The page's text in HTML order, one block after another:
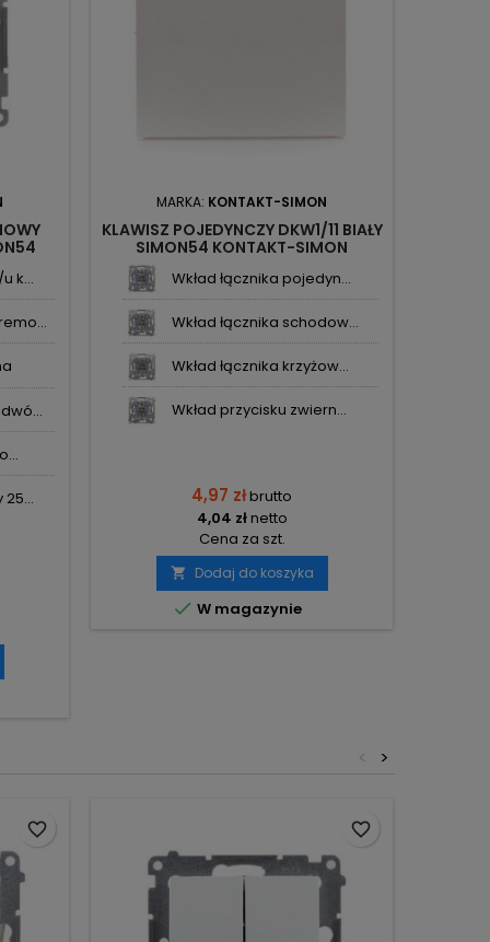
k...
MARKA: KONTAKT-SIMON
KLAWISZ POJEDYNCZY DKW1/11 BIAŁY
SIMON54 KONTAKT-SIMON
Wkład łącznika pojedyn...
Wkład łącznika schodow...
Wkład łącznika krzyżow...
Wkład przycisku zwiern...
4,97 złbrutto
4,04 złnetto
Cena za szt.
 Dodaj do koszyka
 W magazynie
>
<
favorite_border favorite_border